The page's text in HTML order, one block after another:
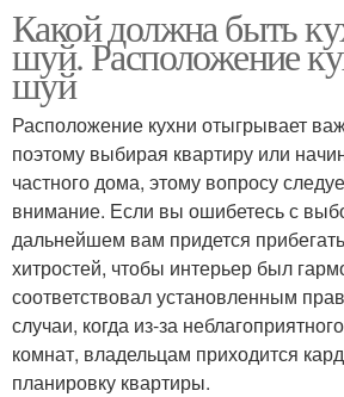
Какой должна быть
шуй. Расположение
шуй
Расположение кухни отыгрывает
поэтому выбирая квартиру или
частного дома, этому вопросу
внимание. Если вы ошибетесь с
дальнейшем вам придется
хитростей, чтобы интерьер был
соответствовал установленным
случаи, когда из-за
комнат, владельцам приходится
планировку квартиры.